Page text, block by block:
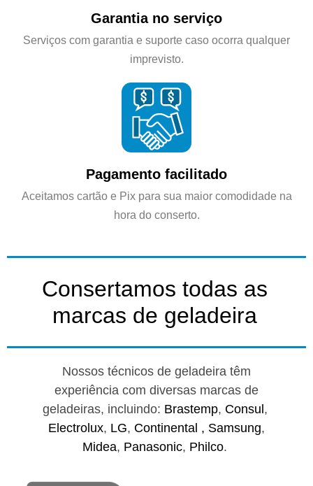
Garantia no serviço
Serviços com garantia e suporte caso ocorra qualquer
imprevisto.
Pagamento facilitado
Aceitamos cartão e Pix para sua maior comodidade na
hora do conserto.
Consertamos todas as
marcas de geladeira
Nossos técnicos de geladeira têm
experiência com diversas marcas de
geladeiras, incluindo: Brastemp, Consul ,
Electrolux, LG, Continental , Samsung,
Midea, Panasonic, Philco.